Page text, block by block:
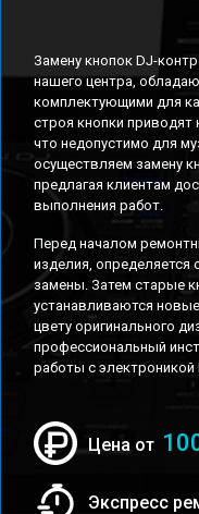
Замену кнопок DJ-
нашего центра,
комплектующими для
строя кнопки приводят
что недопустимо для
осуществляем замену
предлагая клиентам
выполнения работ.
Перед началом
изделия, определяется
замены. Затем старые
устанавливаются
цвету оригинального
профессиональный
работы с электроникой
Цена от
Экспресс